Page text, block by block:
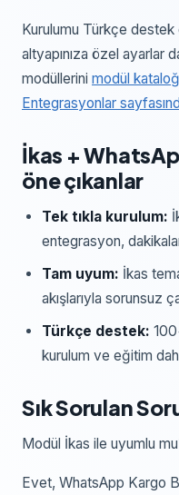
Kurulumu Türkçe
altyapınıza özel ayarlar
modüllerini modül
Entegrasyonlar
İkas +
öne çıkanlar
Tek tıkla kurulum:
entegrasyon,
Tam uyum: İkas
akışlarıyla sorunsuz
Türkçe destek:
kurulum ve eğitim
Sık Sorulan
Modül İkas ile uyumlu
Evet, WhatsApp Kargo